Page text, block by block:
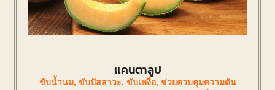
แคนตาลูป
ขับน้ำนม, ขับปัสสาวะ, ขับเหงื่อ, ช่วยควบคุมความดัน